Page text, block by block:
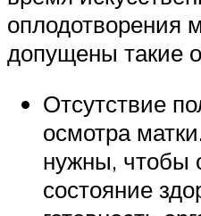
оплодотворения
допущены такие
Отсутствие
осмотра
нужны, чтобы
состояние